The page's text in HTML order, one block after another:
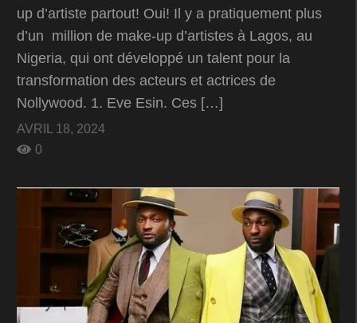
up d’artiste partout! Oui! Il y a pratiquement plus
d’un million de make-up d’artistes à Lagos, au
Nigeria, qui ont développé un talent pour la
transformation des acteurs et actrices de
Nollywood. 1. Eve Esin. Ces […]
AVRIL 18, 2024
0